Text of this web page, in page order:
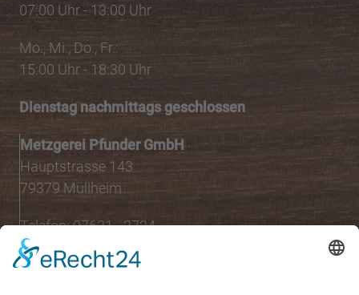
07:00 Uhr - 13:00 Uhr
Mo., Mi., Do., Fr.:
15:00 Uhr - 18:30 Uhr
Dienstag nachmittags geschlossen
Metzgerei Pfunder GmbH
Hauptstrasse 143
79379 Müllheim
Telefon: 07631 - 2724
Öffnungszeiten